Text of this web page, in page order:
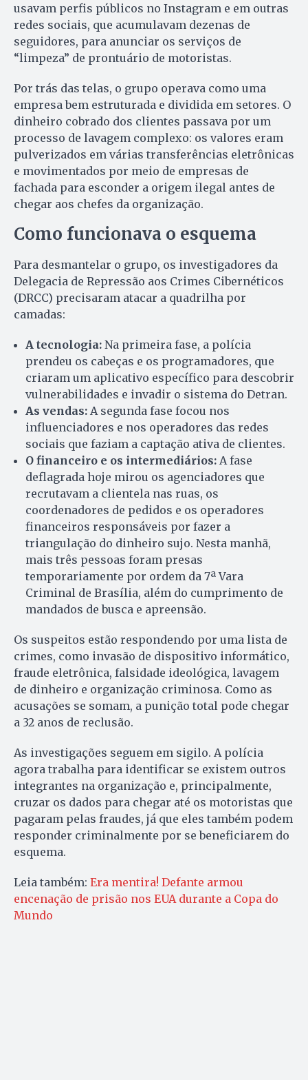
usavam perfis públicos no Instagram e em outras
redes sociais, que acumulavam dezenas de
seguidores, para anunciar os serviços de
“limpeza” de prontuário de motoristas.
Por trás das telas, o grupo operava como uma
empresa bem estruturada e dividida em setores. O
dinheiro cobrado dos clientes passava por um
processo de lavagem complexo: os valores eram
pulverizados em várias transferências eletrônicas
e movimentados por meio de empresas de
fachada para esconder a origem ilegal antes de
chegar aos chefes da organização.
Como funcionava o esquema
Para desmantelar o grupo, os investigadores da
Delegacia de Repressão aos Crimes Cibernéticos
(DRCC) precisaram atacar a quadrilha por
camadas:
A tecnologia: Na primeira fase, a polícia
prendeu os cabeças e os programadores, que
criaram um aplicativo específico para descobrir
vulnerabilidades e invadir o sistema do Detran.
As vendas: A segunda fase focou nos
influenciadores e nos operadores das redes
sociais que faziam a captação ativa de clientes.
O financeiro e os intermediários: A fase
deflagrada hoje mirou os agenciadores que
recrutavam a clientela nas ruas, os
coordenadores de pedidos e os operadores
financeiros responsáveis por fazer a
triangulação do dinheiro sujo. Nesta manhã,
mais três pessoas foram presas
temporariamente por ordem da 7ª Vara
Criminal de Brasília, além do cumprimento de
mandados de busca e apreensão.
Os suspeitos estão respondendo por uma lista de
crimes, como invasão de dispositivo informático,
fraude eletrônica, falsidade ideológica, lavagem
de dinheiro e organização criminosa. Como as
acusações se somam, a punição total pode chegar
a 32 anos de reclusão.
As investigações seguem em sigilo. A polícia
agora trabalha para identificar se existem outros
integrantes na organização e, principalmente,
cruzar os dados para chegar até os motoristas que
pagaram pelas fraudes, já que eles também podem
responder criminalmente por se beneficiarem do
esquema.
Leia também: Era mentira! Defante armou
encenação de prisão nos EUA durante a Copa do
Mundo